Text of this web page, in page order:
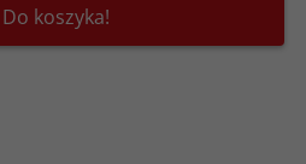
Do koszyka!